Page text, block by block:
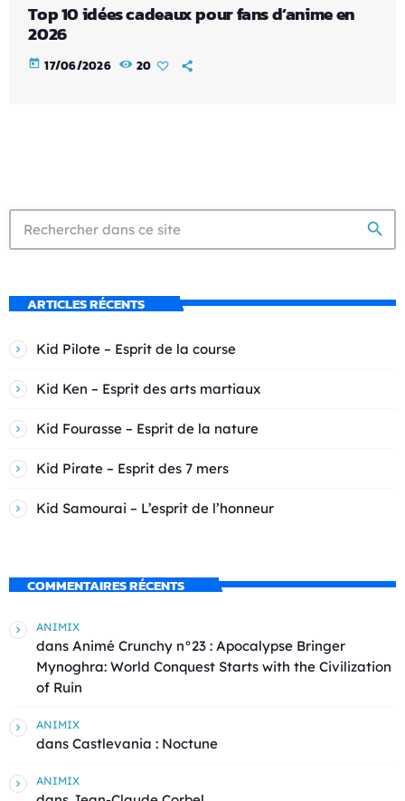
Top 10 idées cadeaux pour fans d’anime en
2026
today 17/06/2026 20
search
ARTICLES RÉCENTS
Kid Pilote – Esprit de la course
Kid Ken – Esprit des arts martiaux
Kid Fourasse – Esprit de la nature
Kid Pirate – Esprit des 7 mers
Kid Samourai – L’esprit de l’honneur
COMMENTAIRES RÉCENTS
ANIMIX
dans Animé Crunchy n°23 : Apocalypse Bringer
Mynoghra: World Conquest Starts with the Civilization
of Ruin
ANIMIX
dans Castlevania : Noctune
ANIMIX